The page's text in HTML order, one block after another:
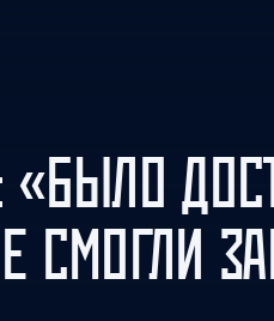
СМОГЛИ